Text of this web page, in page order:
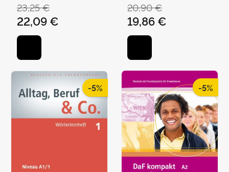
23,25 €
22,09 €
20,90 €
19,86 €
-5% -5%